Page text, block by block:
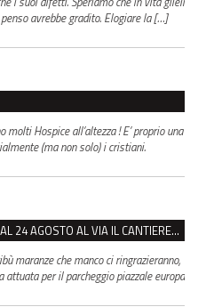
avrebbe gradito. Elogiare la […]
Hospice all’altezza ! E’ proprio una
(ma non solo) i cristiani.
REGGIO. PORTA SANTA CROCE, DAL 24 AGOSTO AL VIA IL CANTIERE PER IL NUOVO COLLETTORE FOGNARIO
maranze che manco ci ringrazieranno,
per il parcheggio piazzale europa